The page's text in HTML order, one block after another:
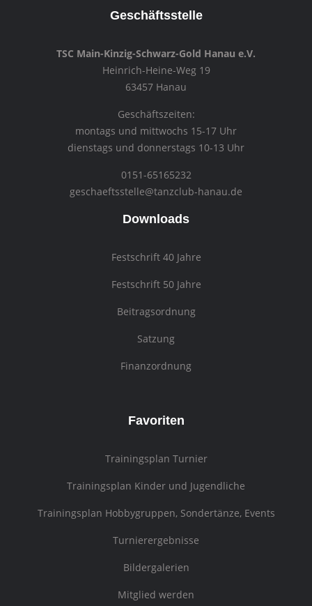
Geschäftsstelle
TSC Main-Kinzig-Schwarz-Gold Hanau e.V.
Heinrich-Heine-Weg 19
63457 Hanau
Geschäftszeiten:
montags und mittwochs 15-17 Uhr
dienstags und donnerstags 10-13 Uhr
0151-65165232
geschaeftsstelle@tanzclub-hanau.de
Downloads
Festschrift 40 Jahre
Festschrift 50 Jahre
Beitragsordnung
Satzung
Finanzordnung
Favoriten
Trainingsplan Turnier
Trainingsplan Kinder und Jugendliche
Trainingsplan Hobbygruppen, Sondertänze, Events
Turnierergebnisse
Bildergalerien
Mitglied werden